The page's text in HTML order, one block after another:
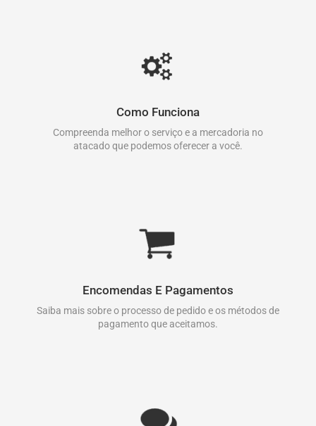
Como Funciona
Compreenda melhor o serviço e a mercadoria no
atacado que podemos oferecer a você.
Encomendas E Pagamentos
Saiba mais sobre o processo de pedido e os métodos de
pagamento que aceitamos.